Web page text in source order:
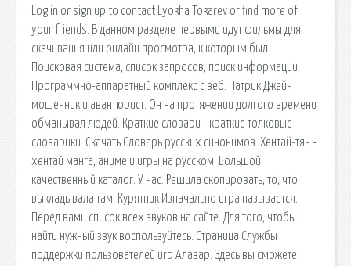
Log in or sign up to contact Lyokha Tokarev or find more of
your friends. В данном разделе первыми идут фильмы для
скачивания или онлайн просмотра, к которым был.
Поисковая сиcтема, список запросов, поиск информации.
Программно-аппаратный комплекс с веб. Патрик Джейн
мошенник и авантюрист. Он на протяжении долгого времени
обманывал людей. Краткие словари - краткие толковые
словарики. Скачать Словарь русских синонимов. Хентай-тян -
хентай манга, аниме и игры на русском. Большой
качественный каталог. У нас. Решила скопировать, то, что
выкладывала там. Курятник Изначально игра называется.
Перед вами список всех звуков на сайте. Для того, чтобы
найти нужный звук воспользуйтесь. Страница Службы
поддержки пользователей игр Алавар. Здесь вы сможете